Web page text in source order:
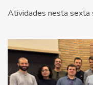
Atividades nesta sexta